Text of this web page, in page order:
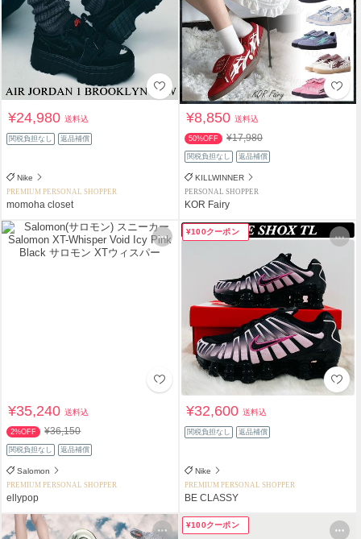
¥24,980送料込
関税負担なし 返品補償
Nike
PREMIUM PERSONAL SHOPPER
momoha closet
¥8,850送料込
50%OFF ¥17,980
関税負担なし 返品補償
KILLWINNER
PERSONAL SHOPPER
KOR Fairy
¥35,240送料込
2%OFF ¥36,150
関税負担なし 返品補償
Salomon
PREMIUM PERSONAL SHOPPER
ellypop
¥100クーポン
¥32,600送料込
関税負担なし 返品補償
Nike
PREMIUM PERSONAL SHOPPER
BE CLASSY
¥100クーポン